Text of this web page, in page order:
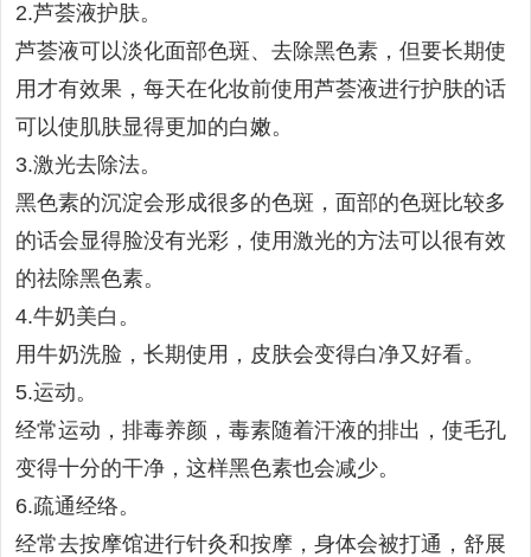
2.芦荟液护肤。
芦荟液可以淡化面部色斑、去除黑色素，但要长期使
用才有效果，每天在化妆前使用芦荟液进行护肤的话
可以使肌肤显得更加的白嫩。
3.激光去除法。
黑色素的沉淀会形成很多的色斑，面部的色斑比较多
的话会显得脸没有光彩，使用激光的方法可以很有效
的祛除黑色素。
4.牛奶美白。
用牛奶洗脸，长期使用，皮肤会变得白净又好看。
5.运动。
经常运动，排毒养颜，毒素随着汗液的排出，使毛孔
变得十分的干净，这样黑色素也会减少。
6.疏通经络。
经常去按摩馆进行针灸和按摩，身体会被打通，舒展